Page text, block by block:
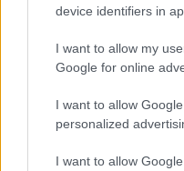
device identifiers in
I want to allow my
Google for online
I want to allow
personalized
I want to allow
Procountor
Tutustu